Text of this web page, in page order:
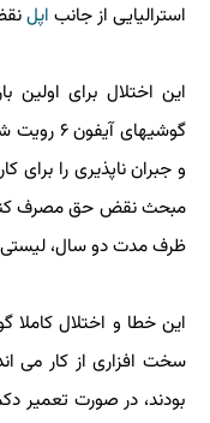
استرالیایی از جانب اپل
و جبران ناپذیری را برای
مبحث نقض حق مصرف
ظرف مدت دو سال، لیستی
این خطا و اختلال كاملا
سخت افزاری از كار می
بودند، در صورت تعمیر